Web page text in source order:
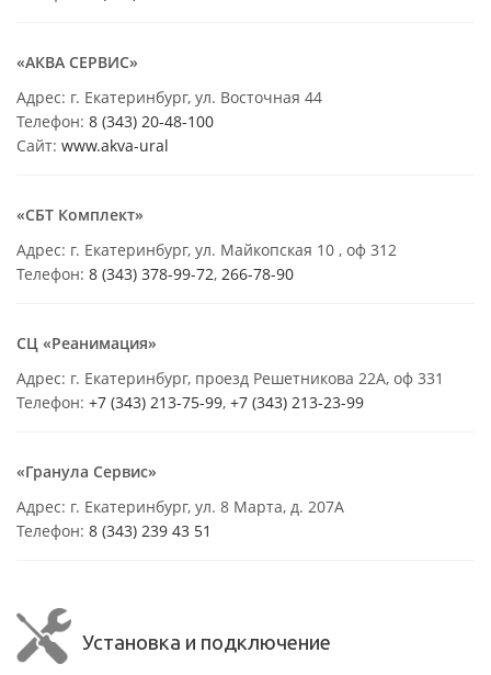
«АКВА СЕРВИС»
Адрес: г. Екатеринбург, ул. Восточная 44
Телефон: 8 (343) 20-48-100
Сайт: www.akva-ural
«СБТ Комплект»
Адрес: г. Екатеринбург, ул. Майкопская 10 , оф 312
Телефон: 8 (343) 378-99-72, 266-78-90
СЦ «Реанимация»
Адрес: г. Екатеринбург, проезд Решетникова 22А, оф 331
Телефон: +7 (343) 213-75-99, +7 (343) 213-23-99
«Гранула Сервис»
Адрес: г. Екатеринбург, ул. 8 Марта, д. 207А
Телефон: 8 (343) 239 43 51
Установка и подключение